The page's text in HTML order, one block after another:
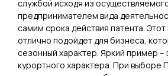
службой исходя из
предпринимателем вида
самим срока действия патента.
отлично подойдет для бизнеса,
сезонный характер. Яркий пример –
курортного характера. При выборе